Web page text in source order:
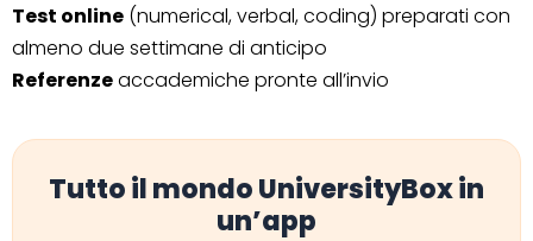
Test online (numerical, verbal, coding) preparati con
almeno due settimane di anticipo
Referenzeaccademiche pronte all’invio
Tutto il mondo UniversityBox in
un’app